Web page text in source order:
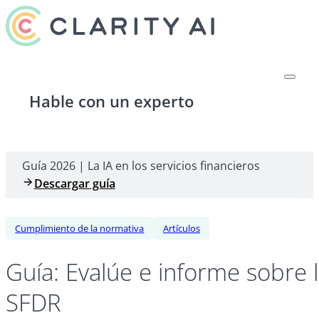
Hable con un experto
Guía 2026 | La IA en los servicios financieros
Descargar guía
Cumplimiento de la normativa Artículos
Guía: Evalúe e informe
SFDR